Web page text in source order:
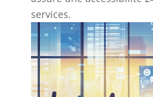
services.